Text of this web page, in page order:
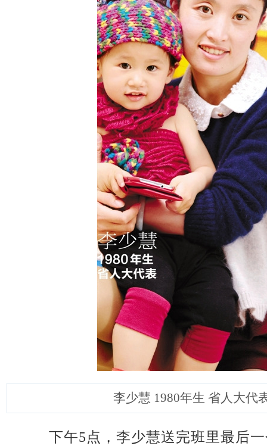
李少慧 1980年生 省人大代
下午5点，李少慧送完班里最后一